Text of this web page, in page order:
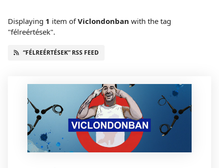
Displaying 1 item ofViclondonban with the tag
"félreértések".
“FÉLREÉRTÉSEK” RSS FEED